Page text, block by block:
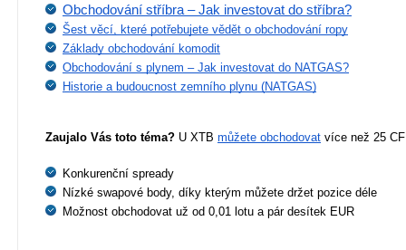
Obchodování stříbra – Jak investovat do stříbra?
Šest věcí, které potřebujete vědět o obchodování ropy
Základy obchodování komodit
Obchodování s plynem – Jak investovat do NATGAS?
Historie a budoucnost zemního plynu (NATGAS)
Zaujalo Vás toto téma? U XTB můžete obchodovat více než 25
Konkurenční spready
Nízké swapové body, díky kterým můžete držet pozice déle
Možnost obchodovat už od 0,01 lotu a pár desítek EUR